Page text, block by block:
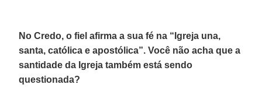
No Credo, o fiel afirma a sua fé na “Igreja una,
santa, católica e apostólica”. Você não acha que a
santidade da Igreja também está sendo
questionada?